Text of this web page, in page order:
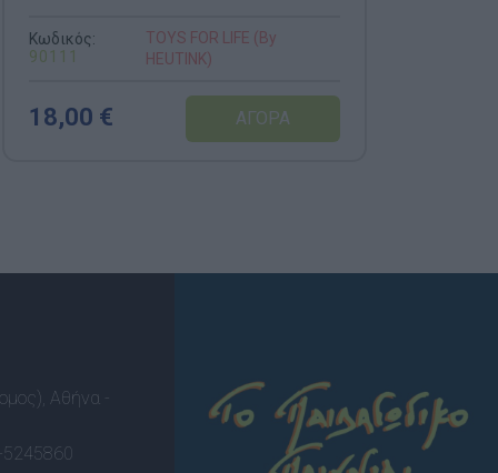
Κωδικός:
90111
TOYS FOR LIFE (By
HEUTINK)
18,00 €
Αθήνα -
5245860